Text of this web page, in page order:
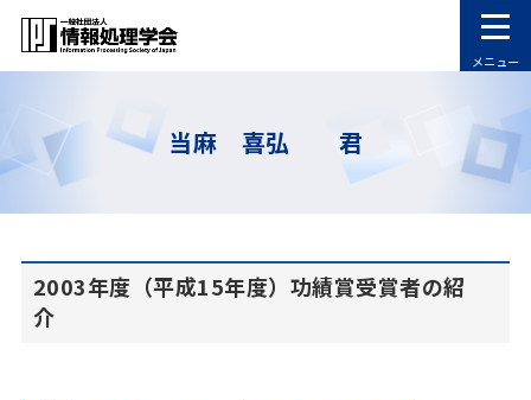
メニュー
当麻 喜弘 君
2003年度（平成15年度）功績賞受賞者の紹
介